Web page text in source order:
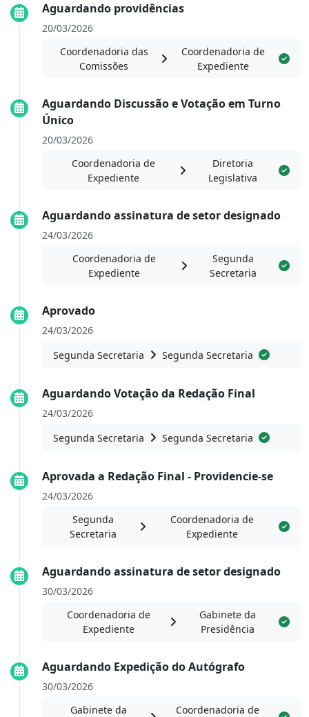
Aguardando providências
20/03/2026
Coordenadoria das
Comissões
Coordenadoria de
Expediente
Aguardando Discussão e Votação em Turno
Único
20/03/2026
Coordenadoria de
Expediente
Diretoria
Legislativa
Aguardando assinatura de setor designado
24/03/2026
Coordenadoria de
Expediente
Segunda
Secretaria
Aprovado
24/03/2026
Segunda Secretaria
Segunda Secretaria
Aguardando Votação da Redação Final
24/03/2026
Segunda Secretaria
Segunda Secretaria
Aprovada a Redação Final - Providencie-se
24/03/2026
Segunda
Secretaria
Coordenadoria de
Expediente
Aguardando assinatura de setor designado
30/03/2026
Coordenadoria de
Expediente
Gabinete da
Presidência
Aguardando Expedição do Autógrafo
30/03/2026
Gabinete da
Coordenadoria de